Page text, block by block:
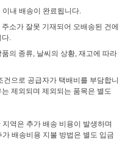
내 배송이 완료됩니다.
소가 잘못 기재되어 오배송된 건에
다.
의 종류, 날씨의 상황, 재고에 따라
으로 공급자가 택배비를 부담합니
제외되며 제외되는 품목은 별도
역은 추가 배송 비용이 발생하며
배송비용 지불 방법은 별도 입금